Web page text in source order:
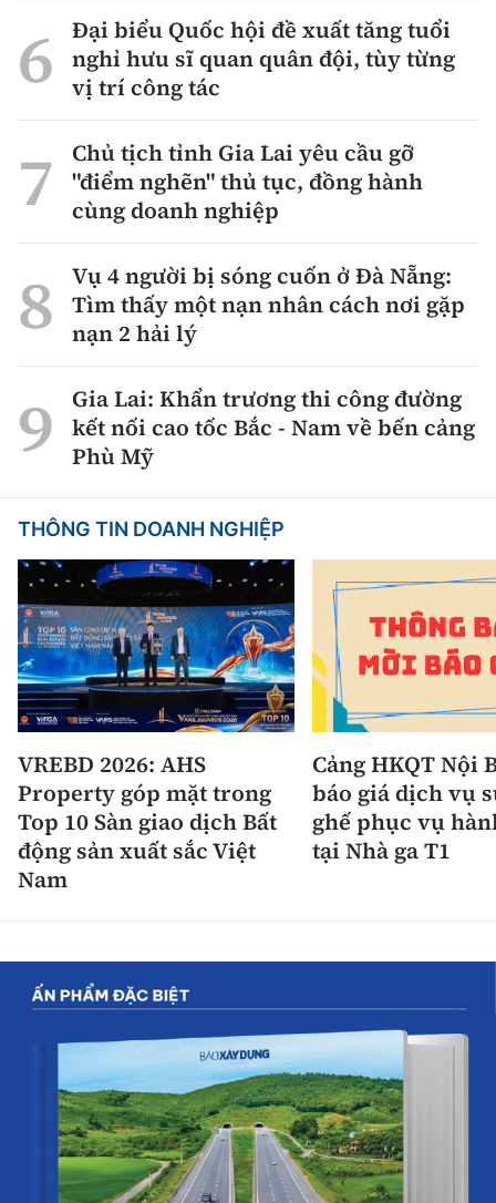
Đại biểu Quốc hội đề xuất tăng tuổi
nghỉ hưu sĩ quan quân đội, tùy từng
vị trí công tác
Chủ tịch tỉnh Gia Lai yêu cầu gỡ
"điểm nghẽn" thủ tục, đồng hành
cùng doanh nghiệp
Vụ 4 người bị sóng cuốn ở Đà Nẵng:
Tìm thấy một nạn nhân cách nơi gặp
nạn 2 hải lý
Gia Lai: Khẩn trương thi công đường
kết nối cao tốc Bắc - Nam về bến cảng
Phù Mỹ
THÔNG TIN DOANH NGHIỆP
VREBD 2026: AHS
Property góp mặt trong
Top 10 Sàn giao dịch Bất
động sản xuất sắc Việt
Nam
Cảng HKQT Nội
báo giá dịch vụ
ghế phục vụ
tại Nhà ga T1